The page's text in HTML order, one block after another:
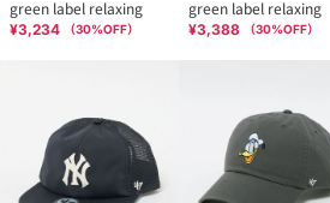
green label relaxing
¥3,234 （30%OFF）
green label relaxing
¥3,388 （30%OFF）